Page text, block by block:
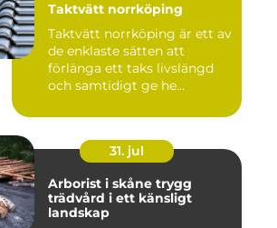
Taktvätt norrköping
Taktvätt norrköping är ett av
de enklaste sätten att
förlänga ett taks livslängd
och samtidigt ge he...
31. jul
Arborist i skåne trygg
trädvård i ett känsligt
landskap